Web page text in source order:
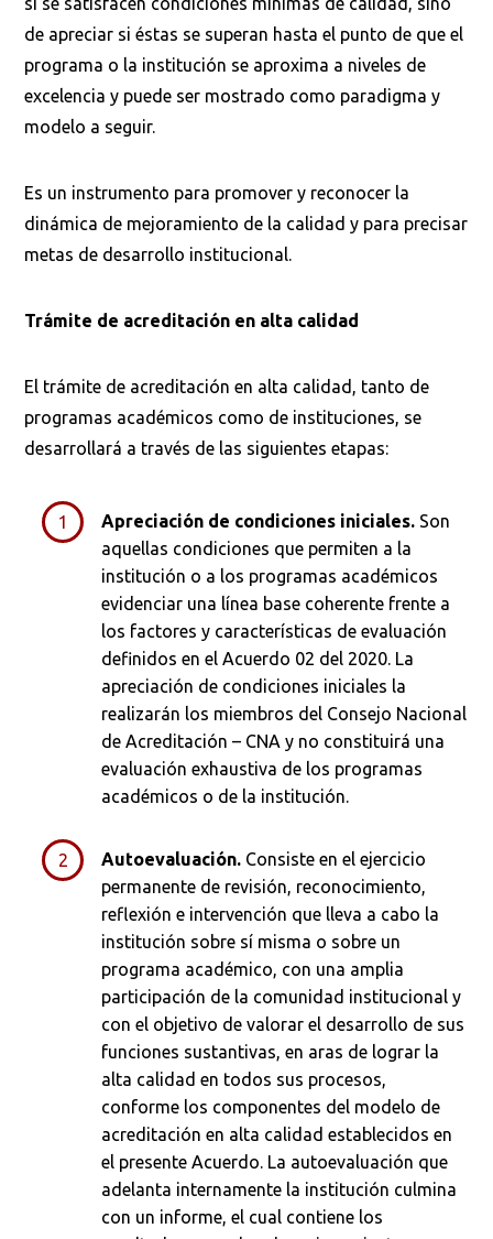
de apreciar si éstas se superan hasta el punto de que el
programa o la institución se aproxima a niveles de
excelencia y puede ser mostrado como paradigma y
modelo a seguir.
Es un instrumento para promover y reconocer la
dinámica de mejoramiento de la calidad y para precisar
metas de desarrollo institucional.
Trámite de acreditación en alta calidad
El trámite de acreditación en alta calidad, tanto de
programas académicos como de instituciones, se
desarrollará a través de las siguientes etapas:
Apreciación de condiciones iniciales. Son
aquellas condiciones que permiten a la
institución o a los programas académicos
evidenciar una línea base coherente frente a
los factores y características de evaluación
definidos en el Acuerdo 02 del 2020. La
apreciación de condiciones iniciales la
realizarán los miembros del Consejo Nacional
de Acreditación – CNA y no constituirá una
evaluación exhaustiva de los programas
académicos o de la institución.
Autoevaluación. Consiste en el ejercicio
permanente de revisión, reconocimiento,
reflexión e intervención que lleva a cabo la
institución sobre sí misma o sobre un
programa académico, con una amplia
participación de la comunidad institucional y
con el objetivo de valorar el desarrollo de sus
funciones sustantivas, en aras de lograr la
alta calidad en todos sus procesos,
conforme los componentes del modelo de
acreditación en alta calidad establecidos en
el presente Acuerdo. La autoevaluación que
adelanta internamente la institución culmina
con un informe, el cual contiene los